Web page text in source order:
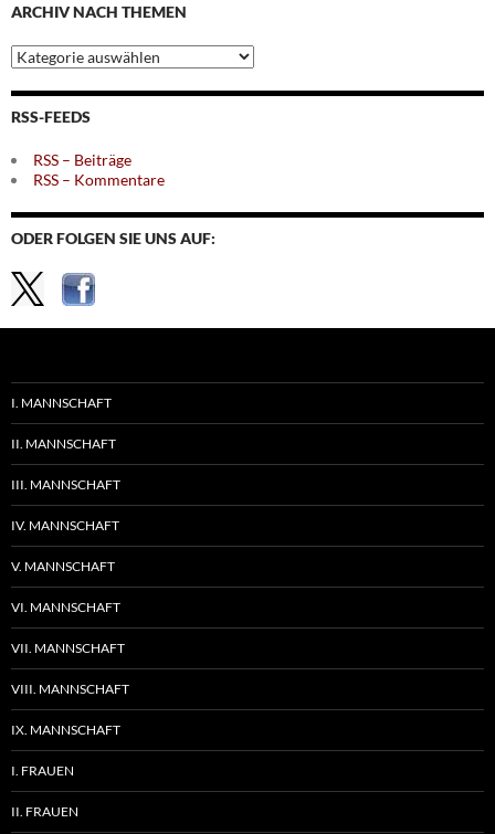
ARCHIV NACH THEMEN
Archiv
nach
Themen
RSS-FEEDS
RSS – Beiträge
RSS – Kommentare
ODER FOLGEN SIE UNS AUF:
I. MANNSCHAFT
II. MANNSCHAFT
III. MANNSCHAFT
IV. MANNSCHAFT
V. MANNSCHAFT
VI. MANNSCHAFT
VII. MANNSCHAFT
VIII. MANNSCHAFT
IX. MANNSCHAFT
I. FRAUEN
II. FRAUEN